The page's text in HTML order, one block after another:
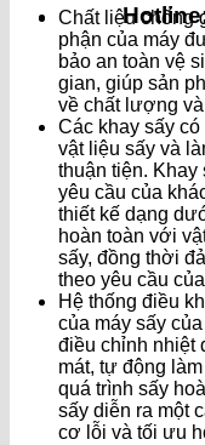
Chất liệu chống
phận của máy
bảo an toàn vệ
gian, giúp sản
về chất lượng
Các khay sấy
vật liệu sấy và
thuận tiện.
yêu cầu của
thiết kế dạng
hoàn toàn với
sấy, đồng thời
theo yêu cầu
Hệ thống điều
của máy sấy
điều chỉnh nhiệt
mát, tự động
quá trình sấy
sấy diễn ra một
cơ lỗi và tối ưu